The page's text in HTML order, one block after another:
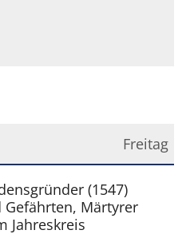
Freitag
(1547)
Gefährten, Märtyrer
Jahreskreis